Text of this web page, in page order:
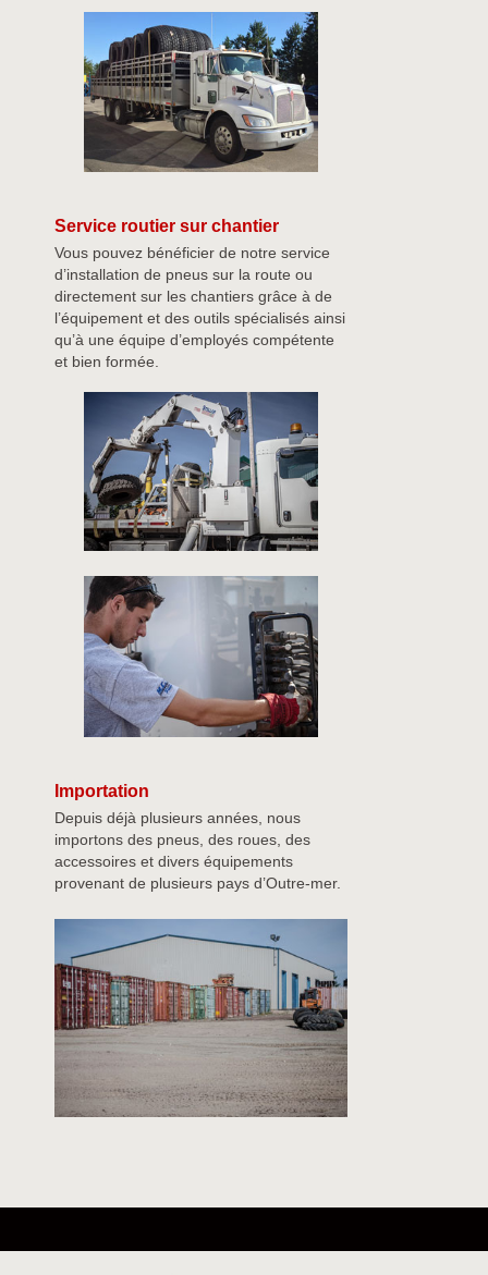
Service routier sur chantier
Vous pouvez bénéficier de notre service
d’installation de pneus sur la route ou
directement sur les chantiers grâce à de
l’équipement et des outils spécialisés ainsi
qu’à une équipe d’employés compétente
et bien formée.
Importation
Depuis déjà plusieurs années, nous
importons des pneus, des roues, des
accessoires et divers équipements
provenant de plusieurs pays d’Outre-mer.